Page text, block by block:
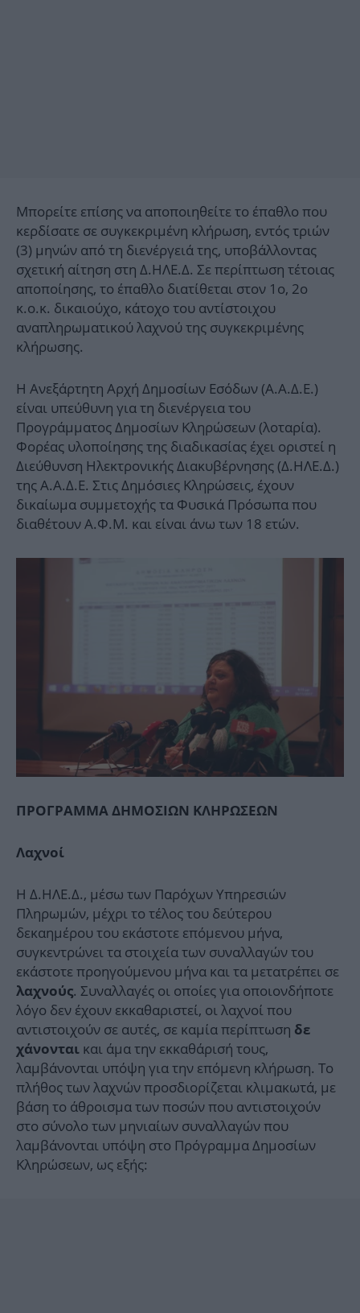
Μπορείτε επίσης να αποποιηθείτε το έπαθλο που
κερδίσατε σε συγκεκριμένη κλήρωση, εντός τριών
(3) μηνών από τη διενέργειά της, υποβάλλοντας
σχετική αίτηση στη Δ.ΗΛΕ.Δ. Σε περίπτωση τέτοιας
αποποίησης, το έπαθλο διατίθεται στον 1ο, 2ο
κ.ο.κ. δικαιούχο, κάτοχο του αντίστοιχου
αναπληρωματικού λαχνού της συγκεκριμένης
κλήρωσης.
Η Ανεξάρτητη Αρχή Δημοσίων Εσόδων (Α.Α.Δ.Ε.)
είναι υπεύθυνη για τη διενέργεια του
Προγράμματος Δημοσίων Κληρώσεων (λοταρία).
Φορέας υλοποίησης της διαδικασίας έχει οριστεί η
Διεύθυνση Ηλεκτρονικής Διακυβέρνησης (Δ.ΗΛΕ.Δ.)
της Α.Α.Δ.Ε. Στις Δημόσιες Κληρώσεις, έχουν
δικαίωμα συμμετοχής τα Φυσικά Πρόσωπα που
διαθέτουν Α.Φ.Μ. και είναι άνω των 18 ετών.
ΠΡΟΓΡΑΜΜΑ ΔΗΜΟΣΙΩΝ ΚΛΗΡΩΣΕΩΝ
Λαχνοί
Η Δ.ΗΛΕ.Δ., μέσω των Παρόχων Υπηρεσιών
Πληρωμών, μέχρι το τέλος του δεύτερου
δεκαημέρου του εκάστοτε επόμενου μήνα,
συγκεντρώνει τα στοιχεία των συναλλαγών του
εκάστοτε προηγούμενου μήνα και τα μετατρέπει σε
λαχνούς. Συναλλαγές οι οποίες για οποιονδήποτε
λόγο δεν έχουν εκκαθαριστεί, οι λαχνοί που
αντιστοιχούν σε αυτές, σε καμία περίπτωση δε
χάνονται και άμα την εκκαθάρισή τους,
λαμβάνονται υπόψη για την επόμενη κλήρωση. Το
πλήθος των λαχνών προσδιορίζεται κλιμακωτά, με
βάση το άθροισμα των ποσών που αντιστοιχούν
στο σύνολο των μηνιαίων συναλλαγών που
λαμβάνονται υπόψη στο Πρόγραμμα Δημοσίων
Κληρώσεων, ως εξής: